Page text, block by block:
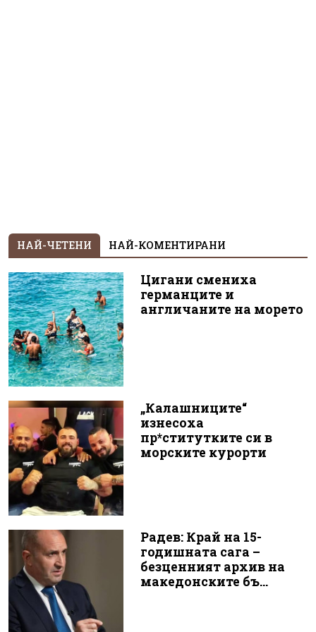
НАЙ-ЧЕТЕНИ НАЙ-КОМЕНТИРАНИ
Цигани смениха
германците и
англичаните на морето
„Калашниците“
изнесоха
пр*ститутките си в
морските курорти
Радев: Край на 15-
годишната сага –
безценният архив на
македонските бъ...